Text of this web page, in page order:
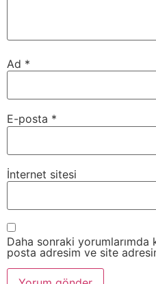
Ad *
E-posta *
İnternet sitesi
Daha sonraki yorumlarımda
posta adresim ve site